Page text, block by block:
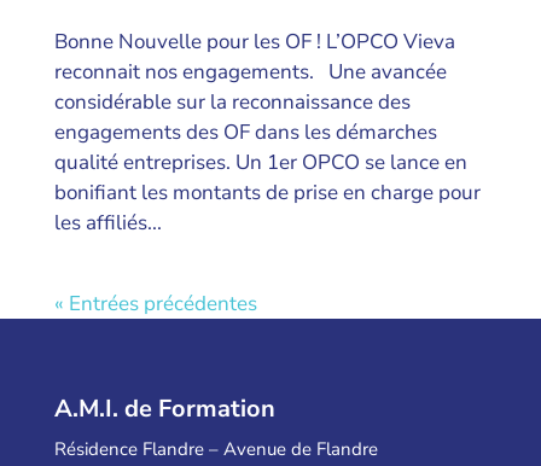
Bonne Nouvelle pour les OF ! L’OPCO Vieva
reconnait nos engagements. Une avancée
considérable sur la reconnaissance des
engagements des OF dans les démarches
qualité entreprises. Un 1er OPCO se lance en
bonifiant les montants de prise en charge pour
les affiliés...
« Entrées précédentes
A.M.I. de Formation
Résidence Flandre – Avenue de Flandre